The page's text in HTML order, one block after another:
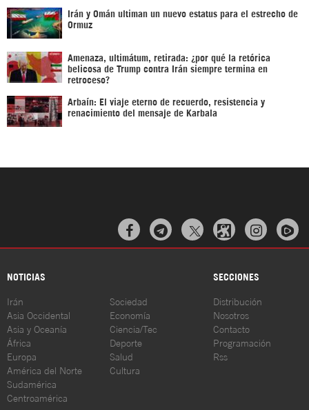
Irán y Omán ultiman un nuevo estatus para el estrecho de
Ormuz
Amenaza, ultimátum, retirada: ¿por qué la retórica
belicosa de Trump contra Irán siempre termina en
retroceso?
Arbaín: El viaje eterno de recuerdo, resistencia y
renacimiento del mensaje de Karbala
  
NOTICIAS SECCIONES
Irán
Asia Occidental
Asia y Oceanía
África
Europa
América del Norte
Sudamérica
Centroamérica
Sociedad
Economía
Ciencia/Tec
Deporte
Salud
Cultura
Distribución
Nosotros
Contacto
Programación
Rss